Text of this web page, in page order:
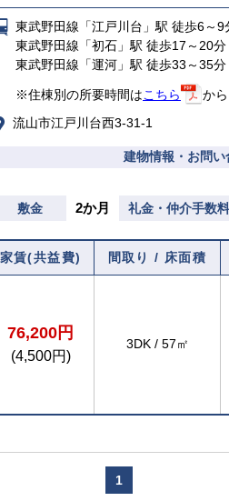
東武野田線「江戸川台」駅 徒歩6～9
東武野田線「初石」駅 徒歩17～20分
東武野田線「運河」駅 徒歩33～35分
※住棟別の所要時間はこちら
か
流山市江戸川台西3-31-1
建物情報・お問い
敷金 2か月 礼金・仲介手数
家賃(共益費) 間取り / 床面積
76,200円
(4,500円)
3DK / 57㎡
1